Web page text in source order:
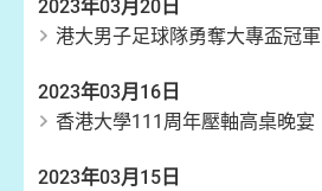
2023年03月20日
港大男子足球隊勇奪大專盃冠軍
2023年03月16日
香港大學111周年壓軸高桌晚宴
2023年03月15日